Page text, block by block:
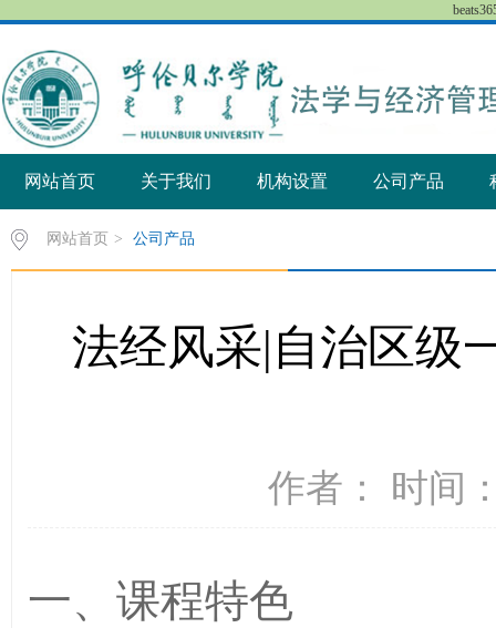
网站首页 关于我们 机构设置 公司产品
网站首页 > 公司产品
法经风采|自治区级
作者： 时间
一、课程特色